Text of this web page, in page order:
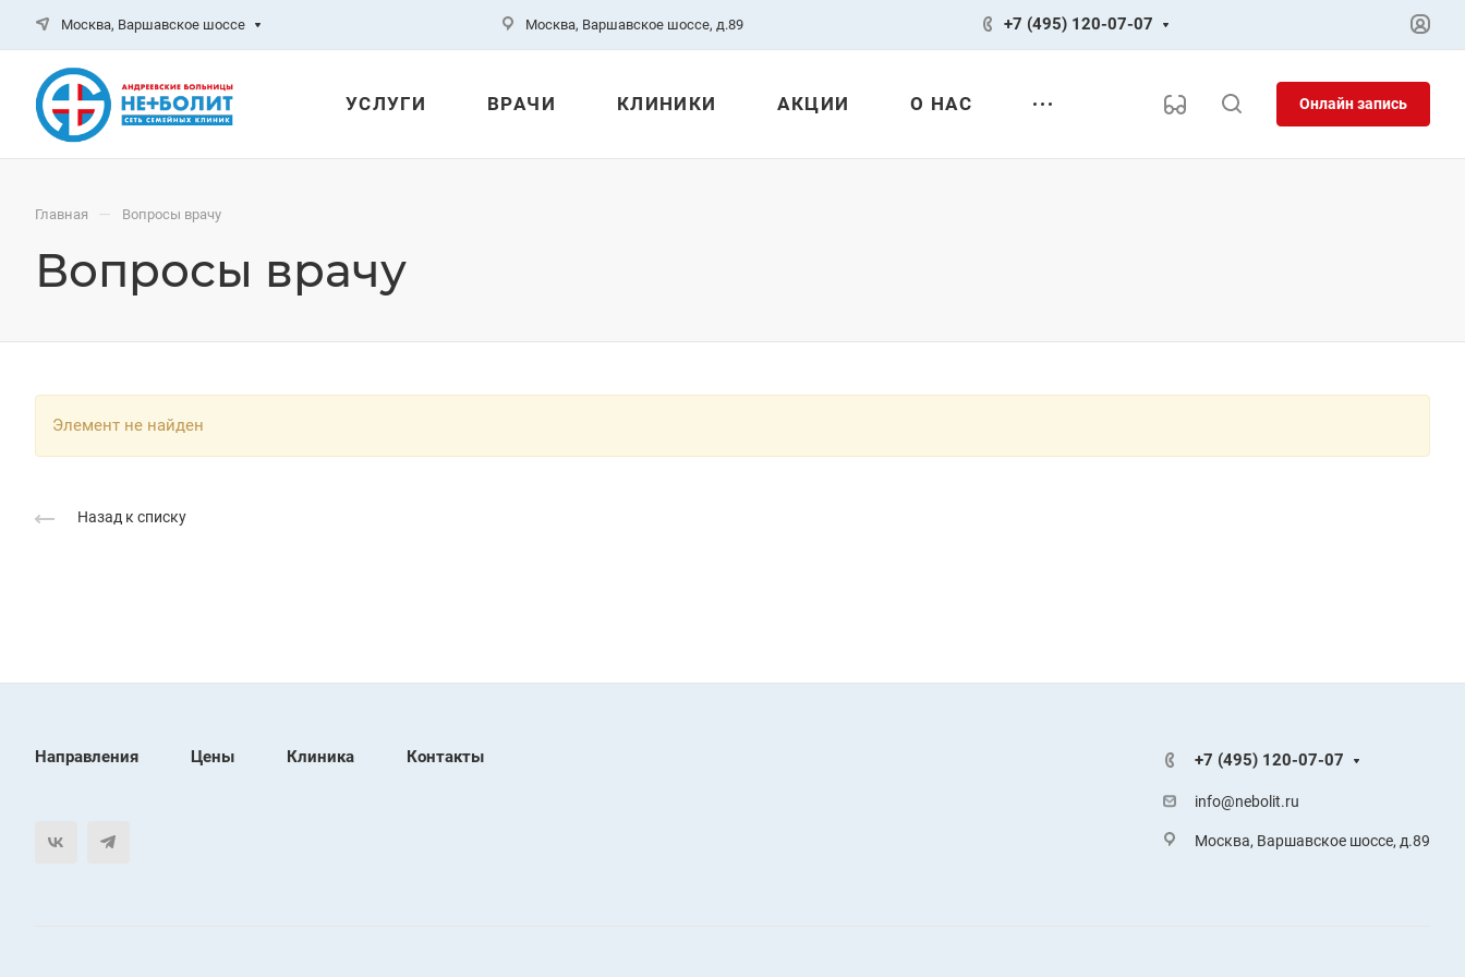
Москва, Варшавское шоссе Москва, Варшавское шоссе, д.89 +7 (495) 120-07-07
УСЛУГИ ВРАЧИ КЛИНИКИ АКЦИИ О НАС Онлайн запись
Главная — Вопросы врачу
Вопросы врачу
Элемент не найден
Назад к списку
Направления Цены Клиника Контакты +7 (495) 120-07-07
info@nebolit.ru
Москва, Варшавское шоссе, д.89